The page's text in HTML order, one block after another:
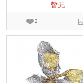
暂无
2